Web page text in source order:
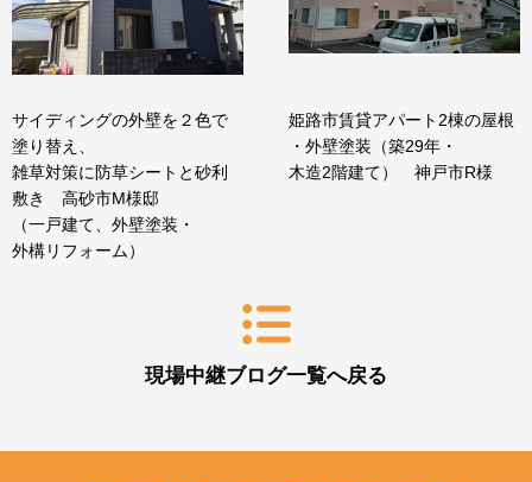
サイディングの外壁を２色で
塗り替え、
雑草対策に防草シートと砂利
敷き 高砂市M様邸
（一戸建て、外壁塗装・
外構リフォーム）
現場中継ブログ一覧へ戻る
姫路市賃貸アパート2棟の屋根
・外壁塗装（築29年・
木造2階建て） 神戸市R様